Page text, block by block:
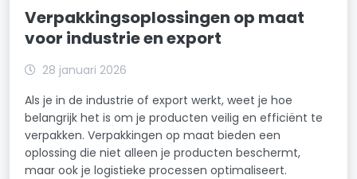
Verpakkingsoplossingen op maat
voor industrie en export
28 januari 2026
Als je in de industrie of export werkt, weet je hoe
belangrijk het is om je producten veilig en efficiënt te
verpakken. Verpakkingen op maat bieden een
oplossing die niet alleen je producten beschermt,
maar ook je logistieke processen optimaliseert.